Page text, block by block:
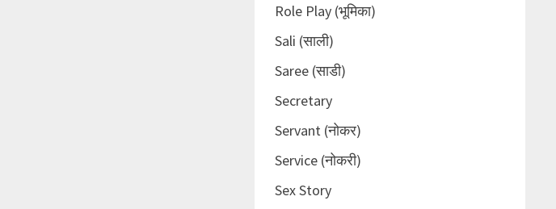
Role Play (भूमिका)
Sali (साली)
Saree (साडी)
Secretary
Servant (नोकर)
Service (नोकरी)
Sex Story